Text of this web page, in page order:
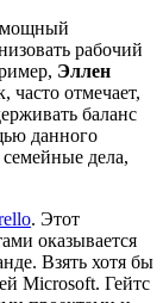
рабочий
Эллен
часто отмечает,
баланс
данного
дела,
. Этот
оказывается
Взять хотя бы
Microsoft. Гейтс